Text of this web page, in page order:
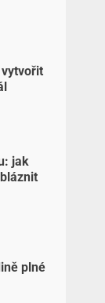
jak
plné